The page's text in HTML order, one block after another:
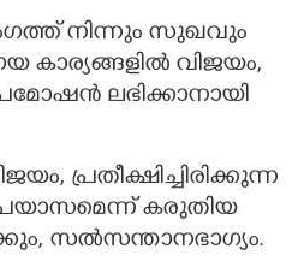
നിന്നും സുഖവും
കാര്യങ്ങളിൽ വിജയം,
ലഭിക്കാനായി
പ്രതീക്ഷിച്ചിരിക്കുന്ന
പ്രയാസമെന്ന് കരുതിയ
സൽസന്താനഭാഗ്യം.